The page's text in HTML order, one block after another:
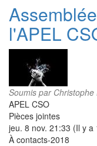
samedi
8
décembre
2018
l'APEL
Soumis par Christophe
APEL CSO
Pièces jointes
jeu. 8 nov. 21:33 (Il y a
À contacts-2018